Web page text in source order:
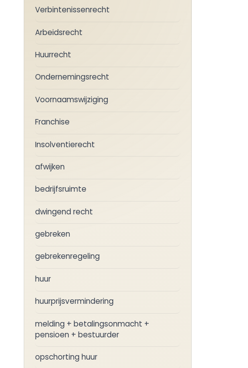
Verbintenissenrecht
Arbeidsrecht
Huurrecht
Ondernemingsrecht
Voornaamswijziging
Franchise
Insolventierecht
afwijken
bedrijfsruimte
dwingend recht
gebreken
gebrekenregeling
huur
huurprijsvermindering
melding + betalingsonmacht +
pensioen + bestuurder
opschorting huur